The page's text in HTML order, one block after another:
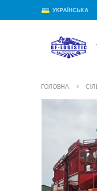
УКРАЇНСЬКА
ГОЛОВНА